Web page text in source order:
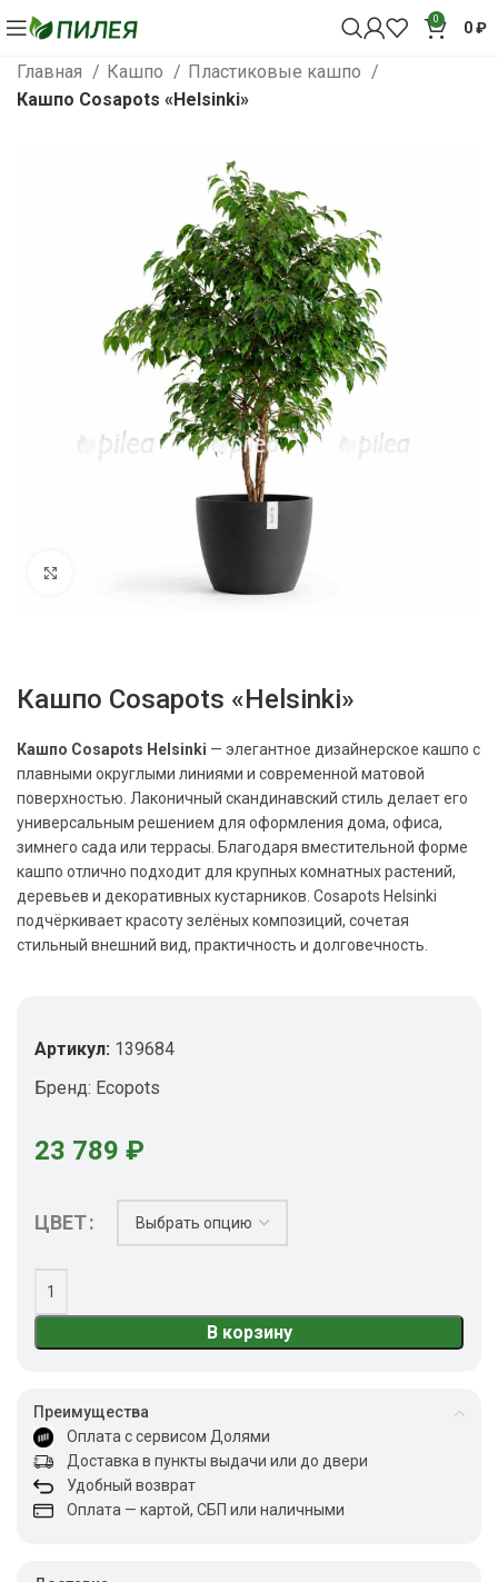
0 0₽
Главная Кашпо
Пластиковые кашпо
Кашпо Cosapots «Helsinki»
Нажмите, чтобы увеличить
Кашпо Cosapots «Helsinki»
Кашпо Cosapots Helsinki — элегантное дизайнерское кашпо с
плавными округлыми линиями и современной матовой
поверхностью. Лаконичный скандинавский стиль делает его
универсальным решением для оформления дома, офиса,
зимнего сада или террасы. Благодаря вместительной форме
кашпо отлично подходит для крупных комнатных растений,
деревьев и декоративных кустарников. Cosapots Helsinki
подчёркивает красоту зелёных композиций, сочетая
стильный внешний вид, практичность и долговечность.
Артикул: 139684
Бренд: Ecopots
23 789 ₽
ЦВЕТ
В корзину
Преимущества
Оплата с сервисом Долями
Доставка в пункты выдачи или до двери
Удобный возврат
Оплата — картой, СБП или наличными